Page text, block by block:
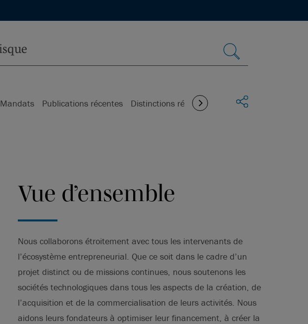
Mandats Publications récentes Distinctions récentes ActualitésPartager
Vue d’ensemble
Nous collaborons étroitement avec tous les intervenants de
l’écosystème entrepreneurial. Que ce soit dans le cadre d’un
projet distinct ou de missions continues, nous soutenons les
sociétés technologiques dans tous les aspects de la création, de
l’acquisition et de la commercialisation de leurs activités. Nous
aidons leurs fondateurs à optimiser leur financement, à créer la